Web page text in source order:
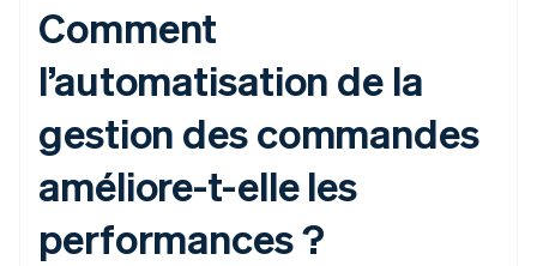
Comment
l’automatisation de la
gestion des commandes
améliore-t-elle les
performances ?